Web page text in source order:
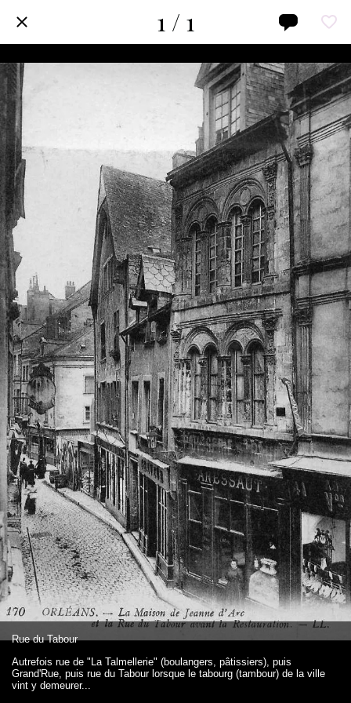
1 / 1
Rue du Tabour
Autrefois rue de "La Talmellerie" (boulangers, pâtissiers), puis
Grand'Rue, puis rue du Tabour lorsque le tabourg (tambour) de la ville
vint y demeurer...